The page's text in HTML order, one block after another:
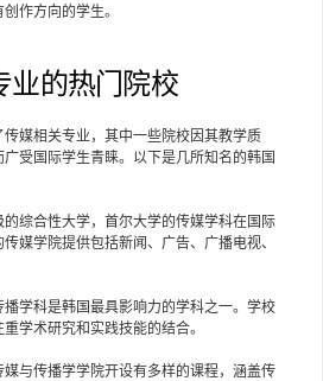
作方向的学生。
业的热门院校
媒相关专业，其中一些院校因其教学质
受国际学生青睐。以下是几所知名的韩国
的综合性大学，首尔大学的传媒学科在国际
媒学院提供包括新闻、广告、广播电视、
学科是韩国最具影响力的学科之一。学校
学术研究和实践技能的结合。
与传播学学院开设有多样的课程，涵盖传